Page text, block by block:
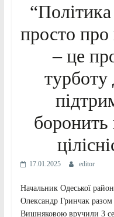
просто про
– це
боронить
17.01.2025 editor
Начальник Одеської
Олександр Гринчак
Вишняковою вручили 3